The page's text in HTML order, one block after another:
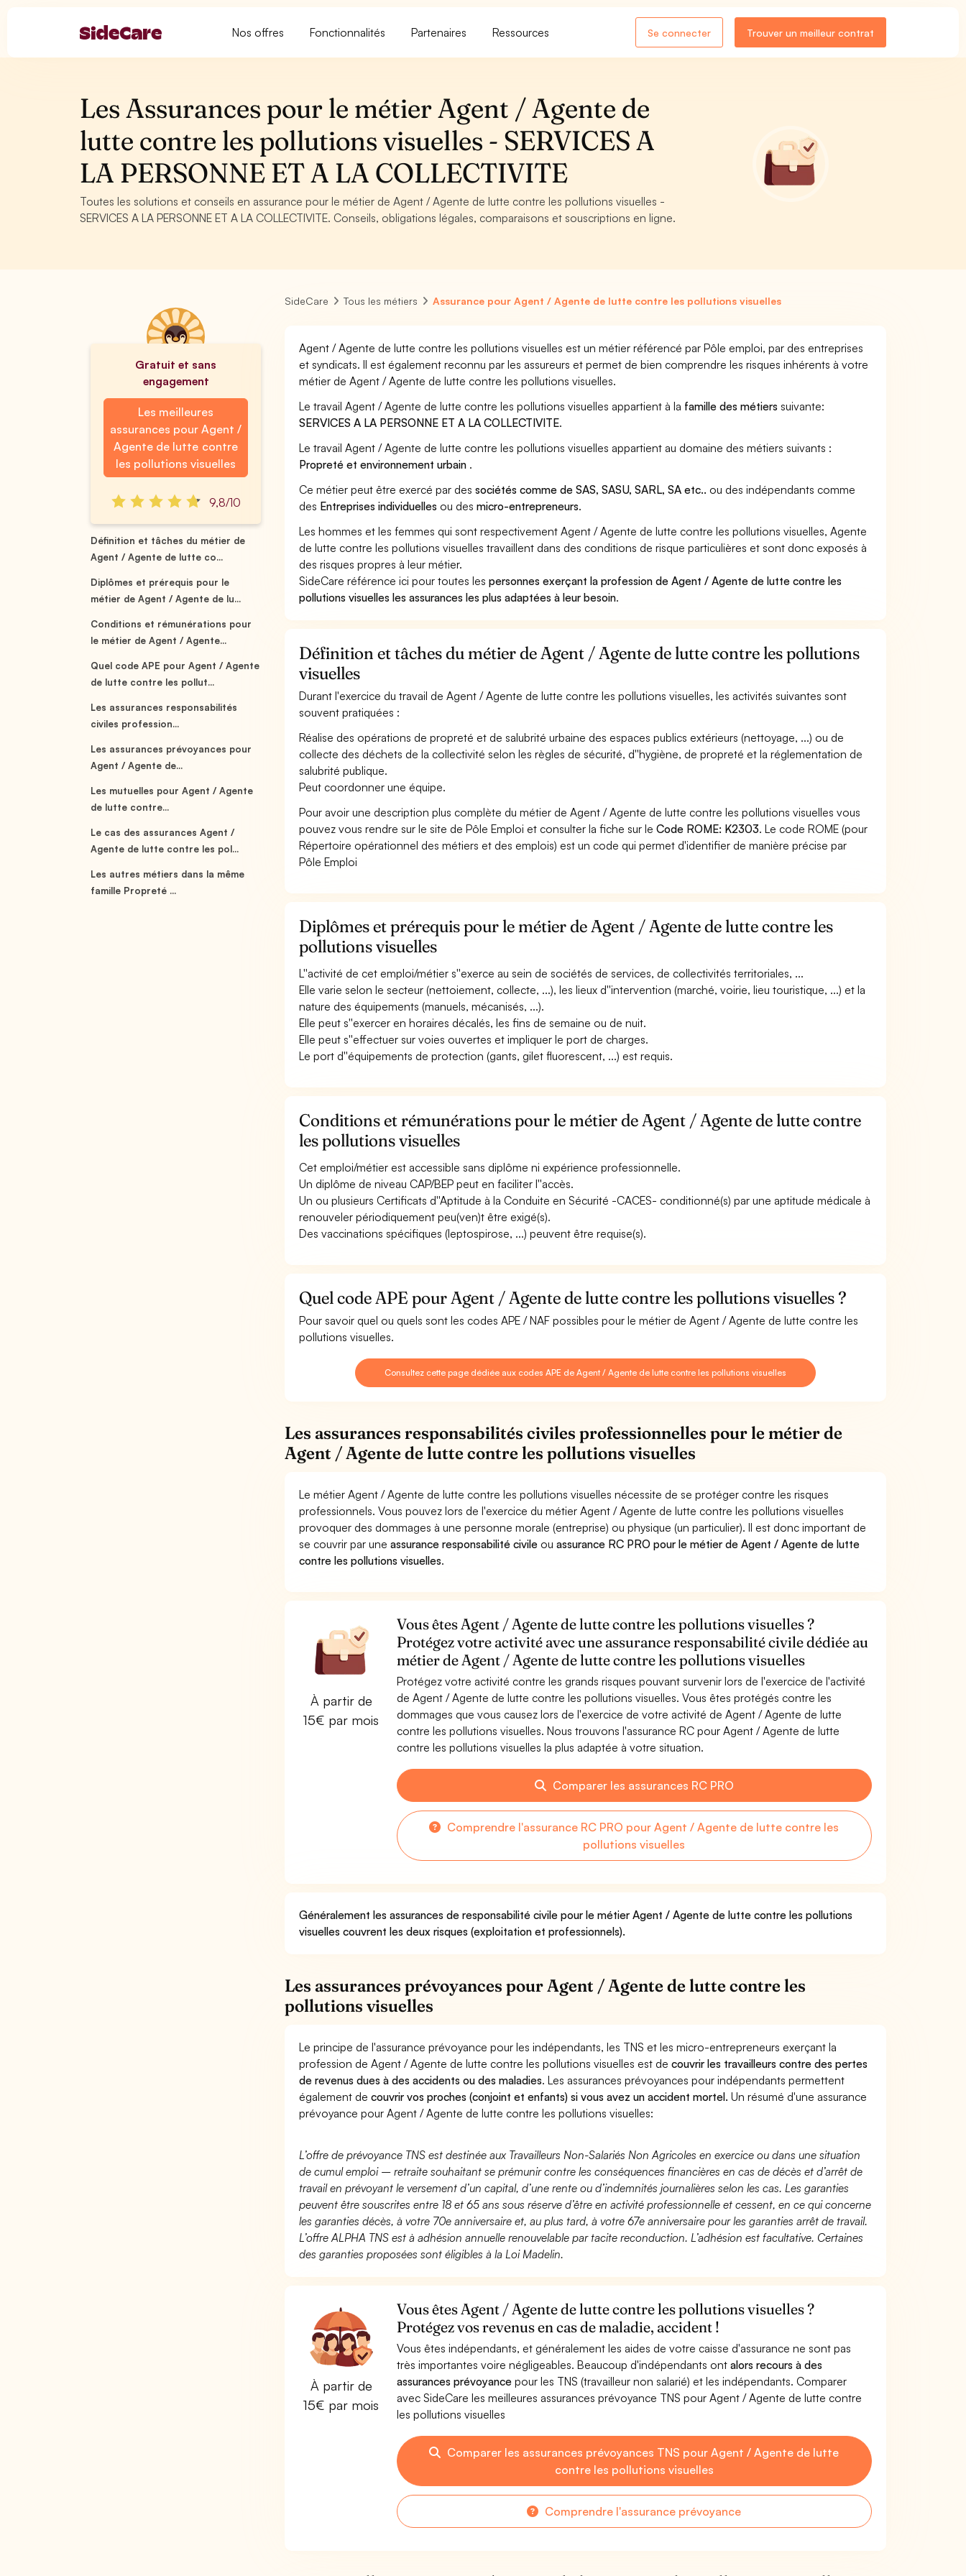
Nos offres Fonctionnalités Partenaires Ressources Se connecter Trouver un meilleur contrat
Les Assurances pour le métier Agent / Agente de
lutte contre les pollutions visuelles - SERVICES A
LA PERSONNE ET A LA COLLECTIVITE
Toutes les solutions et conseils en assurance pour le métier de Agent / Agente de lutte contre les pollutions visuelles -
SERVICES A LA PERSONNE ET A LA COLLECTIVITE. Conseils, obligations légales, comparaisons et souscriptions en ligne.
Gratuit et sans
engagement
Les meilleures
assurances pour Agent /
Agente de lutte contre
les pollutions visuelles
9,8/10
Définition et tâches du métier de
Agent / Agente de lutte co...
Diplômes et prérequis pour le
métier de Agent / Agente de lu...
Conditions et rémunérations pour
le métier de Agent / Agente...
Quel code APE pour Agent / Agente
de lutte contre les pollut...
Les assurances responsabilités
civiles profession...
Les assurances prévoyances pour
Agent / Agente de...
Les mutuelles pour Agent / Agente
de lutte contre...
Le cas des assurances Agent /
Agente de lutte contre les pol...
Les autres métiers dans la même
famille Propreté ...
SideCare Tous les métiers Assurance pour Agent / Agente de lutte contre les pollutions visuelles
Agent / Agente de lutte contre les pollutions visuelles est un métier référencé par Pôle emploi, par des entreprises
et syndicats. Il est également reconnu par les assureurs et permet de bien comprendre les risques inhérents à votre
métier de Agent / Agente de lutte contre les pollutions visuelles.
Le travail Agent / Agente de lutte contre les pollutions visuelles appartient à la famille des métiers suivante:
SERVICES A LA PERSONNE ET A LA COLLECTIVITE.
Le travail Agent / Agente de lutte contre les pollutions visuelles appartient au domaine des métiers suivants :
Propreté et environnement urbain .
Ce métier peut être exercé par dessociétés comme de SAS, SASU, SARL, SA etc.. ou des indépendants comme
des Entreprises individuelles ou desmicro-entrepreneurs.
Les hommes et les femmes qui sont respectivement Agent / Agente de lutte contre les pollutions visuelles, Agente
de lutte contre les pollutions visuelles travaillent dans des conditions de risque particulières et sont donc exposés à
des risques propres à leur métier.
SideCare référence ici pour toutes lespersonnes exerçant la profession de Agent / Agente de lutte contre les
pollutions visuelles les assurances les plus adaptées à leur besoin.
Définition et tâches du métier de Agent / Agente de lutte contre les pollutions
visuelles
Durant l'exercice du travail de Agent / Agente de lutte contre les pollutions visuelles, les activités suivantes sont
souvent pratiquées :
Réalise des opérations de propreté et de salubrité urbaine des espaces publics extérieurs (nettoyage, ...) ou de
collecte des déchets de la collectivité selon les règles de sécurité, d''hygiène, de propreté et la réglementation de
salubrité publique.
Peut coordonner une équipe.
Pour avoir une description plus complète du métier de Agent / Agente de lutte contre les pollutions visuelles vous
pouvez vous rendre sur le site de Pôle Emploi et consulter la fiche sur leCode ROME: K2303. Le code ROME (pour
Répertoire opérationnel des métiers et des emplois) est un code qui permet d'identifier de manière précise par
Pôle Emploi
Diplômes et prérequis pour le métier de Agent / Agente de lutte contre les
pollutions visuelles
L''activité de cet emploi/métier s''exerce au sein de sociétés de services, de collectivités territoriales, ...
Elle varie selon le secteur (nettoiement, collecte, ...), les lieux d''intervention (marché, voirie, lieu touristique, ...) et la
nature des équipements (manuels, mécanisés, ...).
Elle peut s''exercer en horaires décalés, les fins de semaine ou de nuit.
Elle peut s''effectuer sur voies ouvertes et impliquer le port de charges.
Le port d''équipements de protection (gants, gilet fluorescent, ...) est requis.
Conditions et rémunérations pour le métier de Agent / Agente de lutte contre
les pollutions visuelles
Cet emploi/métier est accessible sans diplôme ni expérience professionnelle.
Un diplôme de niveau CAP/BEP peut en faciliter l''accès.
Un ou plusieurs Certificats d''Aptitude à la Conduite en Sécurité -CACES- conditionné(s) par une aptitude médicale à
renouveler périodiquement peu(ven)t être exigé(s).
Des vaccinations spécifiques (leptospirose, ...) peuvent être requise(s).
Quel code APE pour Agent / Agente de lutte contre les pollutions visuelles ?
Pour savoir quel ou quels sont les codes APE / NAF possibles pour le métier de Agent / Agente de lutte contre les
pollutions visuelles.
Consultez cette page dédiée aux codes APE de Agent / Agente de lutte contre les pollutions visuelles
Les assurances responsabilités civiles professionnelles pour le métier de
Agent / Agente de lutte contre les pollutions visuelles
Le métier Agent / Agente de lutte contre les pollutions visuelles nécessite de se protéger contre les risques
professionnels. Vous pouvez lors de l'exercice du métier Agent / Agente de lutte contre les pollutions visuelles
provoquer des dommages à une personne morale (entreprise) ou physique (un particulier). Il est donc important de
se couvrir par uneassurance responsabilité civile ouassurance RC PRO pour le métier de Agent / Agente de lutte
contre les pollutions visuelles.
À partir de
15€ par mois
Vous êtes Agent / Agente de lutte contre les pollutions visuelles ?
Protégez votre activité avec une assurance responsabilité civile dédiée au
métier de Agent / Agente de lutte contre les pollutions visuelles
Protégez votre activité contre les grands risques pouvant survenir lors de l'exercice de l'activité
de Agent / Agente de lutte contre les pollutions visuelles. Vous êtes protégés contre les
dommages que vous causez lors de l'exercice de votre activité de Agent / Agente de lutte
contre les pollutions visuelles. Nous trouvons l'assurance RC pour Agent / Agente de lutte
contre les pollutions visuelles la plus adaptée à votre situation.
Comparer les assurances RC PRO
Comprendre l'assurance RC PRO pour Agent / Agente de lutte contre les
pollutions visuelles
Généralement les assurances de responsabilité civile pour le métier Agent / Agente de lutte contre les pollutions
visuelles couvrent les deux risques (exploitation et professionnels).
Les assurances prévoyances pour Agent / Agente de lutte contre les
pollutions visuelles
Le principe de l'assurance prévoyance pour les indépendants, les TNS et les micro-entrepreneurs exerçant la
profession de Agent / Agente de lutte contre les pollutions visuelles est decouvrir les travailleurs contre des pertes
de revenus dues à des accidents ou des maladies. Les assurances prévoyances pour indépendants permettent
également decouvrir vos proches (conjoint et enfants) si vous avez un accident mortel. Un résumé d'une assurance
prévoyance pour Agent / Agente de lutte contre les pollutions visuelles:
L’offre de prévoyance TNS est destinée aux Travailleurs Non-Salariés Non Agricoles en exercice ou dans une situation
de cumul emploi – retraite souhaitant se prémunir contre les conséquences financières en cas de décès et d’arrêt de
travail en prévoyant le versement d’un capital, d’une rente ou d’indemnités journalières selon les cas. Les garanties
peuvent être souscrites entre 18 et 65 ans sous réserve d’être en activité professionnelle et cessent, en ce qui concerne
les garanties décès, à votre 70e anniversaire et, au plus tard, à votre 67e anniversaire pour les garanties arrêt de travail.
L’offre ALPHA TNS est à adhésion annuelle renouvelable par tacite reconduction. L’adhésion est facultative. Certaines
des garanties proposées sont éligibles à la Loi Madelin.
À partir de
15€ par mois
Vous êtes Agent / Agente de lutte contre les pollutions visuelles ?
Protégez vos revenus en cas de maladie, accident !
Vous êtes indépendants, et généralement les aides de votre caisse d'assurance ne sont pas
très importantes voire négligeables. Beaucoup d'indépendants ont alors recours à des
assurances prévoyancepour les TNS (travailleur non salarié) et les indépendants. Comparer
avec SideCare les meilleures assurances prévoyance TNS pour Agent / Agente de lutte contre
les pollutions visuelles
Comparer les assurances prévoyances TNS pour Agent / Agente de lutte
contre les pollutions visuelles
Comprendre l'assurance prévoyance